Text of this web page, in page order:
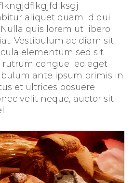
aliquet quam id dui
quis lorem ut libero
Vestibulum ac diam sit
elementum sed sit
rutrum congue leo eget
ante ipsum primis in
et ultrices posuere
velit neque, auctor sit